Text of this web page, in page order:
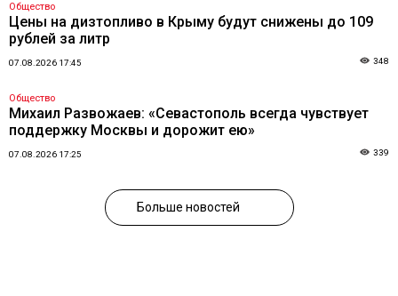
Общество
Цены на дизтопливо в Крыму будут снижены до 109
рублей за литр
07.08.2026 17:45 348
Общество
Михаил Развожаев: «Севастополь всегда чувствует
поддержку Москвы и дорожит ею»
07.08.2026 17:25 339
Больше новостей